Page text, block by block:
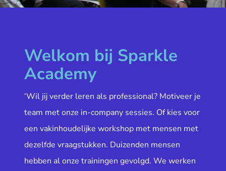
Welkom bij Sparkle
Academy
‘Wil jij verder leren als professional? Motiveer je
team met onze in-company sessies. Of kies voor
een vakinhoudelijke workshop met mensen met
dezelfde vraagstukken. Duizenden mensen
hebben al onze trainingen gevolgd. We werken